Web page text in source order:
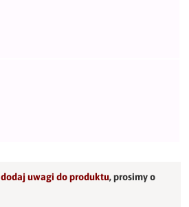
dodaj uwagi do produktu,prosimy o